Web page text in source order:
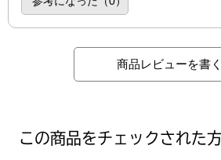
商品レビューを書く
この商品をチェックされた